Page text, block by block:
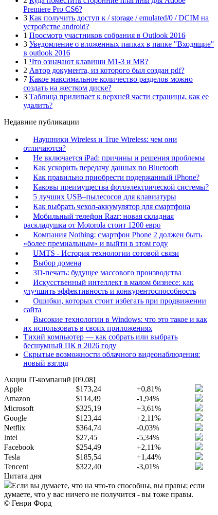
Premiere Pro CS6?
3 Как получить доступ к / storage / emulated/0 / DCIM на
устройстве android?
1 Просмотр участников собрания в Outlook 2016
3 Уведомление о вложенных папках в папке "Входящие"
в outlook 2016
1 Что означают клавиши M1-3 и MR?
2 Автор документа, из которого был создан pdf?
7 Какое максимальное количество разделов можно
создать на жестком диске?
3 Таблица прилипает к верхней части страницы, как ее
удалить?
Недавние публикации
Наушники Wireless и True Wireless: чем они
отличаются?
Не включается iPad: причины и решения проблемы
Как ускорить передачу данных по Bluetooth
Как правильно приобрести подержанный iPhone?
Каковы преимущества фотоэлектрической системы?
5 лучших USB–пылесосов для клавиатуры
Как выбрать чехол-аккумулятор для смартфона
Мобильный телефон Razr: новая складная
раскладушка от Motorola стоит 1200 евро
Компания Nothing: смартфон Phone 2 должен быть
«более премиальным» и выйти в этом году
UMTS - История технологии сотовой связи
Выбор домена
3D-печать: будущее массового производства
Искусственный интеллект в малом бизнесе: как
улучшить эффективность и конкурентоспособность
Ошибки, которых стоит избегать при продвижении
сайта
Высокие технологии в Windows: что это такое и как
их использовать в своих приложениях
Тихий компьютер — как собрать или выбрать
бесшумный ПК в 2026 году
Скрытые возможности облачного видеонаблюдения:
новый взгляд
Акции IT-компаний [09.08]
Apple
$173,24
+0,81%
Amazon
$114,49
-1,94%
Microsoft
$325,19
+3,61%
Google
$123,44
+2,11%
Netflix
$364,74
-0,03%
Intel
$27,45
-5,34%
Facebook
$254,49
+2,11%
Tesla
$185,54
+1,44%
Tencent
$322,40
-3,01%
Цитата дня
Если вы думаете, что на что-то способны, вы правы; если
думаете, что у вас ничего не получится - вы тоже правы.
© Генри Форд